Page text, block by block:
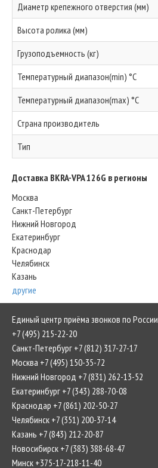
Диаметр крепежного отверстия (мм)
Высота ролика (мм)
Грузоподъемность (кг)
Температурный диапазон(min) °C
Температурный диапазон(max) °C
Страна производитель
Тип
Доставка BKRA-VPA 126G в регионы
Москва
Санкт-Петербург
Нижний Новгород
Екатеринбург
Краснодар
Челябинск
Казань
другие
Единый центр приёма звонков по России
+7 (495) 215-22-20
Санкт-Петербург +7 (812) 317-27-17
Москва +7 (495) 150-35-72
Нижний Новгород +7 (831) 262-13-52
Екатеринбург +7 (343) 288-70-08
Краснодар +7 (861) 202-50-27
Челябинск +7 (351) 200-37-14
Казань +7 (843) 212-20-87
Новосибирск +7 (383) 388-68-47
Минск +375-17-218-11-40